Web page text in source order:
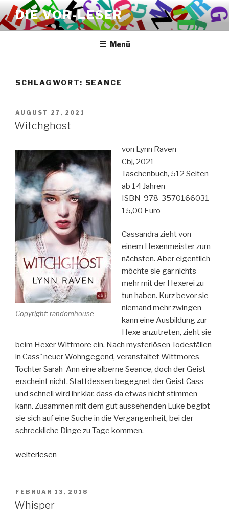
Zum
Inhalt
springen
DIE VOR-LESER
Menü
SCHLAGWORT: SEANCE
VERÖFFENTLICHT
AM
AUGUST 27, 2021
Witchghost
Copyright: randomhouse
von Lynn Raven
Cbj, 2021
Taschenbuch, 512 Seiten
ab 14 Jahren
ISBN ‎ 978-3570166031
15,00 Euro
Cassandra zieht von
einem Hexenmeister zum
nächsten. Aber eigentlich
möchte sie gar nichts
mehr mit der Hexerei zu
tun haben. Kurz bevor sie
niemand mehr zwingen
kann eine Ausbildung zur
Hexe anzutreten, zieht sie
beim Hexer Wittmore ein. Nach mysteriösen Todesfällen
in Cass` neuer Wohngegend, veranstaltet Wittmores
Tochter Sarah-Ann eine alberne Seance, doch der Geist
erscheint nicht. Stattdessen begegnet der Geist Cass
und schnell wird ihr klar, dass da etwas nicht stimmen
kann. Zusammen mit dem gut aussehenden Luke begibt
sie sich auf eine Suche in die Vergangenheit, bei der
schreckliche Dinge zu Tage kommen.
„Witchghost“
weiterlesen
VERÖFFENTLICHT
AM
FEBRUAR 13, 2018
Whisper